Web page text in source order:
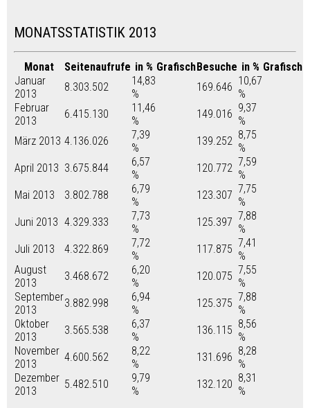
MONATSSTATISTIK 2013
Monat Seitenaufrufe in % GrafischBesuche in % Grafisch
Januar
2013
8.303.502
14,83
%
169.646 10,67
%
Februar
2013
6.415.130
11,46
%
149.016 9,37
%
März 2013 4.136.026
7,39
%
139.252 8,75
%
April 2013 3.675.844
6,57
%
120.772 7,59
%
Mai 2013
3.802.788
6,79
%
123.307 7,75
%
Juni 2013 4.329.333
7,73
%
125.397 7,88
%
Juli 2013
4.322.869
7,72
%
117.875 7,41
%
August
2013
3.468.672
6,20
%
120.075 7,55
%
September
2013
3.882.998
6,94
%
125.375 7,88
%
Oktober
2013
3.565.538
6,37
%
136.115 8,56
%
November
2013
4.600.562
8,22
%
131.696 8,28
%
Dezember
2013
5.482.510
9,79
%
132.120 8,31
%